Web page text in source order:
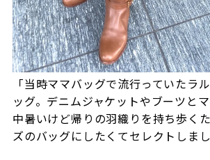
「当時ママバッグで流行っていたラ
ッグ。デニムジャケットやブーツと
中暑いけど帰りの羽織りを持ち歩く
ズのバッグにしたくてセレクトしまし